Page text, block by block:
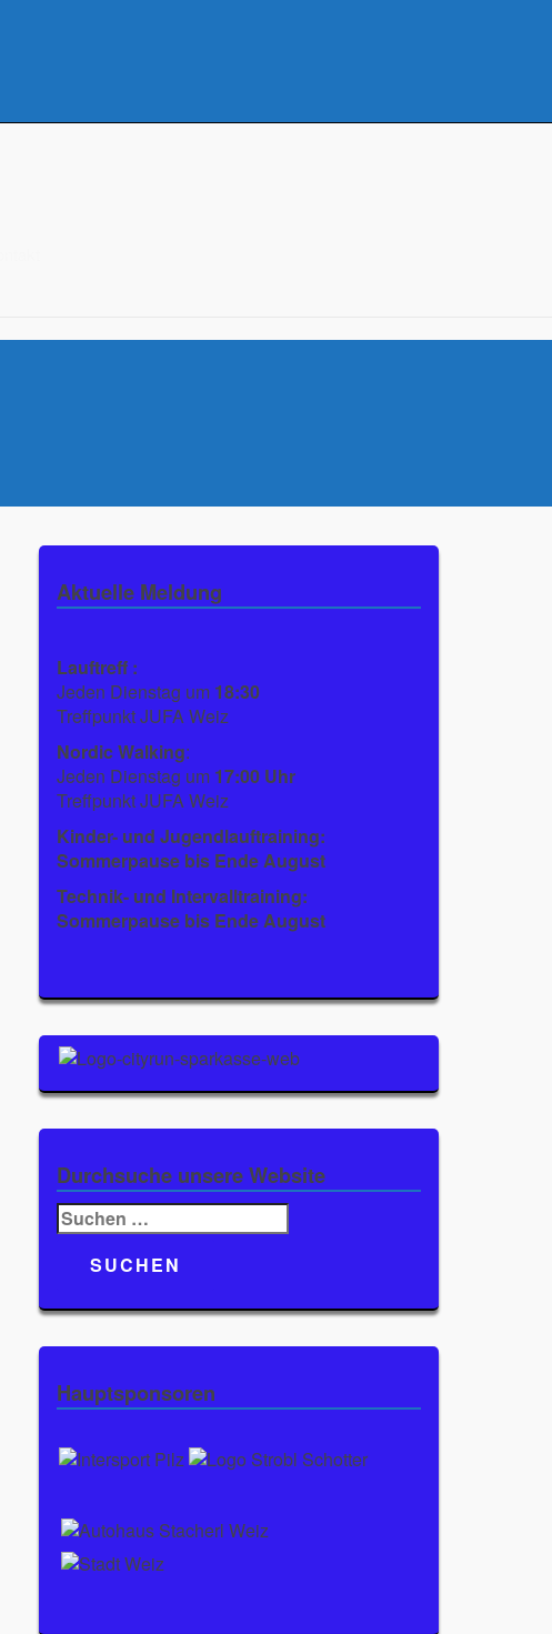
Aktuelle Meldung
Lauftreff :
Jeden Dienstag um 18:30
Treffpunkt JUFA Weiz
Nordic Walking:
Jeden Dienstag um 17:00 Uhr
Treffpunkt JUFA Weiz
Kinder- und Jugendlauftraining:
Sommerpause bis Ende August
Technik- und Intervalltraining:
Sommerpause bis Ende August
Durchsuche unsere Website
Suchen
nach:
Hauptsponsoren